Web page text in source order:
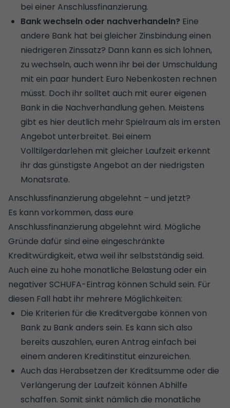
bei einer Anschlussfinanzierung.
Bank wechseln oder nachverhandeln? Eine
andere Bank hat bei gleicher Zinsbindung einen
niedrigeren Zinssatz? Dann kann es sich lohnen,
zu wechseln, auch wenn ihr bei der Umschuldung
mit ein paar hundert Euro Nebenkosten rechnen
müsst. Doch ihr solltet auch mit eurer eigenen
Bank in die Nachverhandlung gehen. Meistens
gibt es hier deutlich mehr Spielraum als im ersten
Angebot unterbreitet. Bei einem
Volltilgerdarlehen mit gleicher Laufzeit erkennt
ihr das günstigste Angebot an der niedrigsten
Monatsrate.
Anschlussfinanzierung abgelehnt – und jetzt?
Es kann vorkommen, dass eure
Anschlussfinanzierung abgelehnt wird. Mögliche
Gründe dafür sind eine eingeschränkte
Kreditwürdigkeit, etwa weil ihr selbstständig seid.
Auch eine zu hohe monatliche Belastung oder ein
negativer SCHUFA-Eintrag können Schuld sein. Für
diesen Fall habt ihr mehrere Möglichkeiten:
Die Kriterien für die Kreditvergabe können von
Bank zu Bank anders sein. Es kann sich also
bereits auszahlen, euren Antrag einfach bei
einem anderen Kreditinstitut einzureichen.
Auch das Herabsetzen der Kreditsumme oder die
Verlängerung der Laufzeit können Abhilfe
schaffen. Somit sinkt nämlich die monatliche